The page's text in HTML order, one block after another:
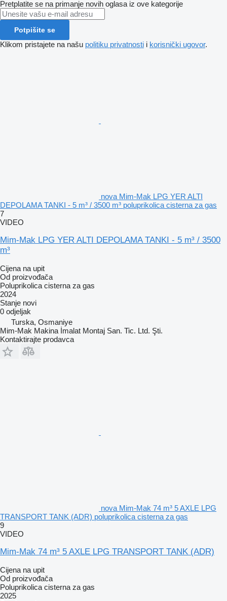
Pretplatite se na primanje novih oglasa iz ove kategorije
Potpišite se
Klikom pristajete na našu politiku privatnosti i korisnički ugovor.
nova Mim-Mak LPG YER ALTI
DEPOLAMA TANKI - 5 m³ / 3500 m³ poluprikolica cisterna za gas
7
VIDEO
Mim-Mak LPG YER ALTI DEPOLAMA TANKI - 5 m³ / 3500
m³
Cijena na upit
Od proizvođača
Poluprikolica cisterna za gas
2024
Stanje novi
0 odjeljak
Turska, Osmaniye
Mim-Mak Makina İmalat Montaj San. Tic. Ltd. Şti.
Kontaktirajte prodavca
nova Mim-Mak 74 m³ 5 AXLE LPG
TRANSPORT TANK (ADR) poluprikolica cisterna za gas
9
VIDEO
Mim-Mak 74 m³ 5 AXLE LPG TRANSPORT TANK (ADR)
Cijena na upit
Od proizvođača
Poluprikolica cisterna za gas
2025